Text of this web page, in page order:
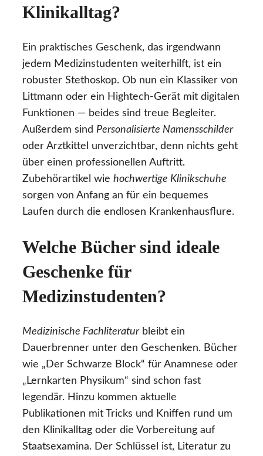
Klinikalltag?
Ein praktisches Geschenk, das irgendwann
jedem Medizinstudenten weiterhilft, ist ein
robuster Stethoskop. Ob nun ein Klassiker von
Littmann oder ein Hightech-Gerät mit digitalen
Funktionen — beides sind treue Begleiter.
Außerdem sind Personalisierte Namensschilder
oder Arztkittel unverzichtbar, denn nichts geht
über einen professionellen Auftritt.
Zubehörartikel wie hochwertige Klinikschuhe
sorgen von Anfang an für ein bequemes
Laufen durch die endlosen Krankenhausflure.
Welche Bücher sind ideale
Geschenke für
Medizinstudenten?
Medizinische Fachliteraturbleibt ein
Dauerbrenner unter den Geschenken. Bücher
wie „Der Schwarze Block“ für Anamnese oder
„Lernkarten Physikum“ sind schon fast
legendär. Hinzu kommen aktuelle
Publikationen mit Tricks und Kniffen rund um
den Klinikalltag oder die Vorbereitung auf
Staatsexamina. Der Schlüssel ist, Literatur zu